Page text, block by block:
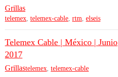
Grillas
telemex, telemex-cable, rtm, elseis
Telemex Cable | México | Junio
2017
Grillastelemex telemex-cable